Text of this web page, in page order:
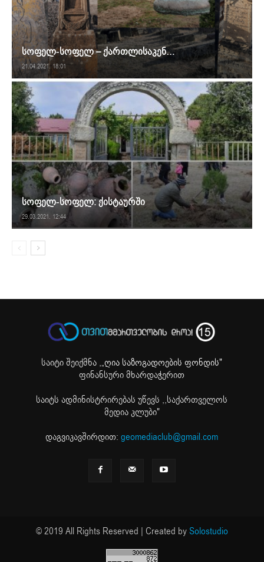
სოფელ-სოფელ – ქართლისაკენ…
21.04.2021. 18:01
სოფელ-სოფელ: ქისტაურში
29.03.2021. 12:44
საიტი შეიქმნა ,„ღია საზოგადოების ფონდის"
ფინანსური მხარდაჭერით
საიტს ადმინისტრირებას უწევს ,,საქართველოს
მედია კლუბი"
დაგვიკავშირდით:geomediaclub@gmail.com
© 2019 All Rights Reserved | Created bySolostudio